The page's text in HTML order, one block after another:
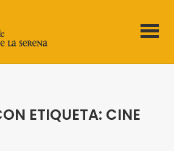
ETIQUETA: CINE